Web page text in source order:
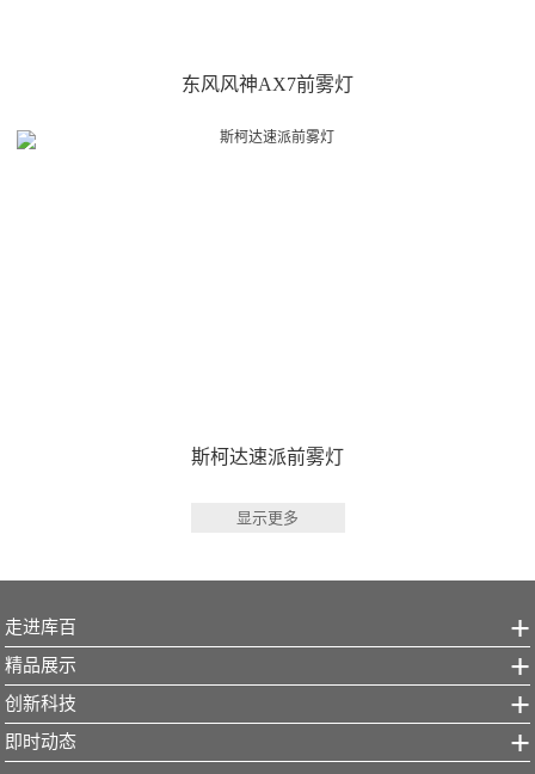
东风风神AX7前雾灯
斯柯达速派前雾灯
显示更多
走进库百
精品展示
创新科技
即时动态